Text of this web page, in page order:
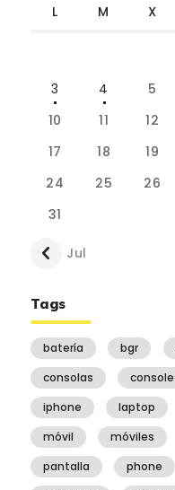
L M X
3
4 5
10
11 12
17
18 19
24
25 26
31
« Jul
Tags
batería bgr
consolas
console
iphone
laptop
móvil
móviles
pantalla
phone